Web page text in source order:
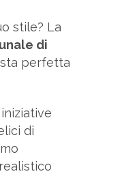
stile? La
di
perfetta
di